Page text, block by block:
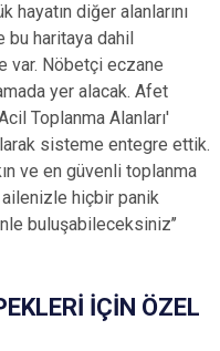
diğer alanlarını
haritaya dahil
var. Nöbetçi eczane
yer alacak. Afet
Toplanma Alanları'
sisteme entegre ettik.
ve en güvenli toplanma
ailenizle hiçbir panik
buluşabileceksiniz’’
İÇİN ÖZEL